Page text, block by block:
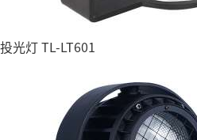
投光灯 TL-LT601